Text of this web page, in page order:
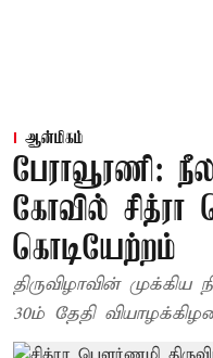
ஆன்மிகம்
பேராவூரணி:
கோவில் சித்ரா
கொடியேற்றம்
திருவிழாவின்
30ம் தேதி